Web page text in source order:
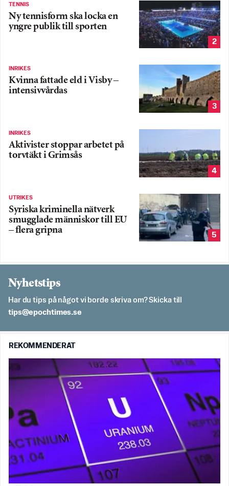
TENNIS
Ny tennisform ska locka en
yngre publik till sporten
2
INRIKES
Kvinna fattade eld i Visby –
intensivvårdas
3
INRIKES
Aktivister stoppar arbetet på
torvtäkt i Grimsås
4
UTRIKES
Syriska kriminella nätverk
smugglade människor till EU
– flera gripna
5
Nyhetstips
Har du tips på något vi borde skriva om? Skicka till
es.semithcope@spit
REKOMMENDERAT